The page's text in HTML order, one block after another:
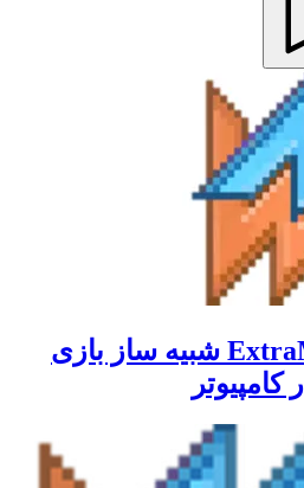
دانلود ExtraMAME 25.7 شبیه ساز بازی